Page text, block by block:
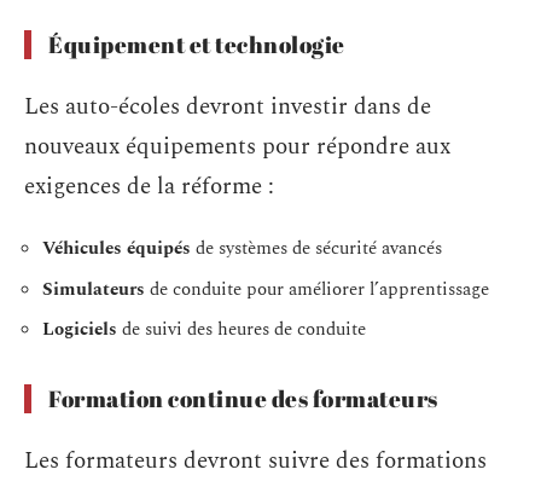
Équipement et technologie
Les auto-écoles devront investir dans de
nouveaux équipements pour répondre aux
exigences de la réforme :
Véhicules équipés de systèmes de sécurité avancés
Simulateurs de conduite pour améliorer l’apprentissage
Logiciels de suivi des heures de conduite
Formation continue des formateurs
Les formateurs devront suivre des formations